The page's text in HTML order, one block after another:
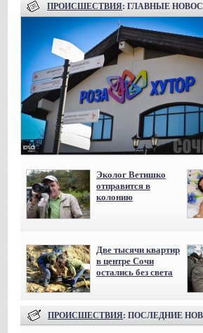
ПРОИСШЕСТВИЯ: ГЛАВНЫЕ
Эколог Ветишко
отправится в
колонию
Две тысячи квартир
в центре Сочи
остались без света
ПРОИСШЕСТВИЯ: ПОСЛЕДНИЕ